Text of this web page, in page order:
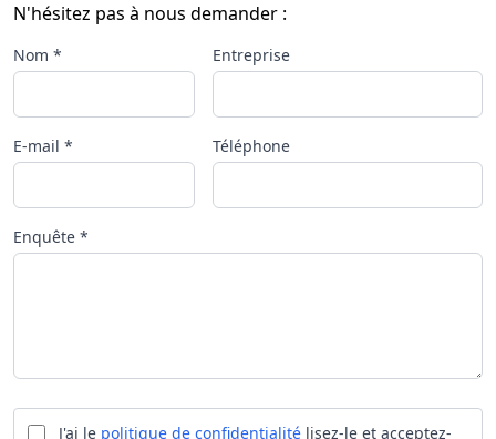
N'hésitez pas à nous demander :
Nom * Entreprise
E-mail * Téléphone
Enquête *
J'ai le politique de confidentialité lisez-le et acceptez-